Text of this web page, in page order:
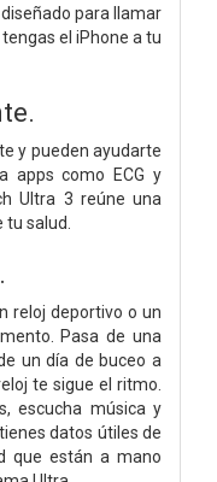
para llamar
el iPhone a tu
y pueden ayudarte
apps como ECG y
Ultra 3 reúne una
salud.
reloj deportivo o un
Pasa de una
un día de buceo a
te sigue el ritmo.
escucha música y
datos útiles de
que están a mano